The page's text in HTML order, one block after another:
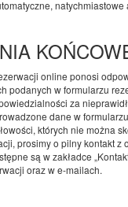
natychmiastowe
online ponosi
podanych w formularzu
za
dane w
których nie można
prosimy o pilny kontakt z
są w zakładce
oraz w e-mailach.